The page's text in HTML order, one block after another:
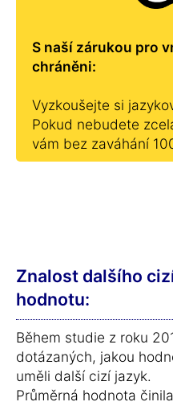
S naší zárukou pro
chráněni:
Vyzkoušejte si
Pokud nebudete
vám bez zaváhání
Znalost dalšího
hodnotu:
Během studie z roku
dotázaných, jakou
uměli další cizí jazyk.
Průměrná hodnota činila